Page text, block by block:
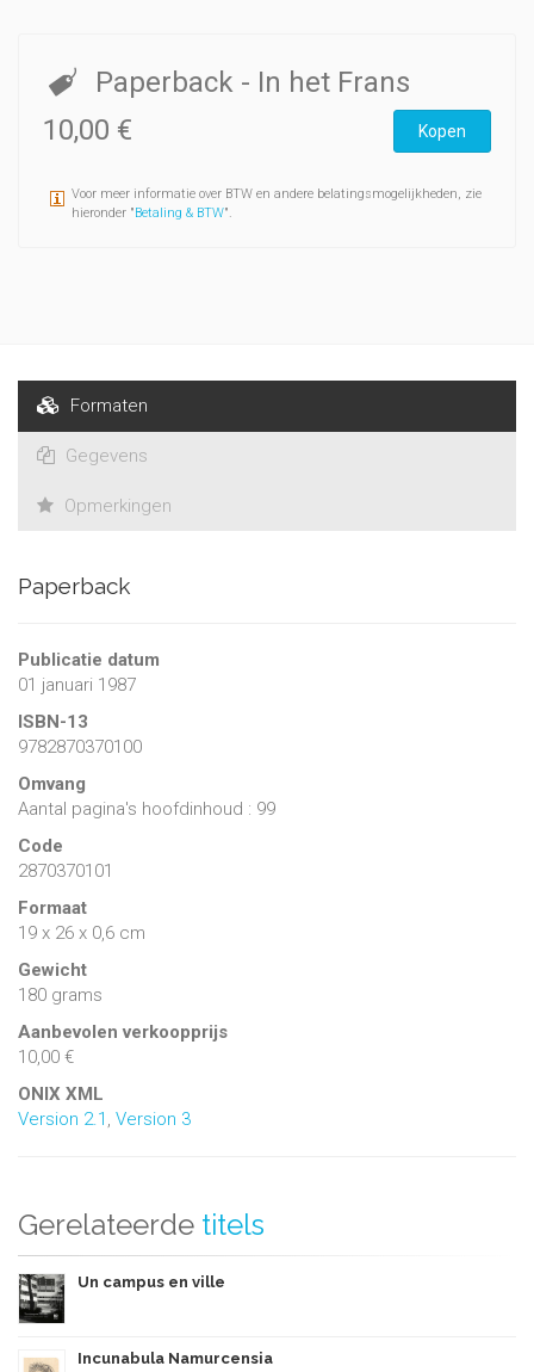
Paperback - In het Frans
10,00 €
Kopen
Voor meer informatie over BTW en andere belatingsmogelijkheden, zie
hieronder "Betaling & BTW".
Formaten
Gegevens
Opmerkingen
Paperback
Publicatie datum
01 januari 1987
ISBN-13
9782870370100
Omvang
Aantal pagina's hoofdinhoud : 99
Code
2870370101
Formaat
19 x 26 x 0,6 cm
Gewicht
180 grams
Aanbevolen verkoopprijs
10,00 €
ONIX XML
Version 2.1 , Version 3
Gerelateerde titels
Un campus en ville
Incunabula Namurcensia